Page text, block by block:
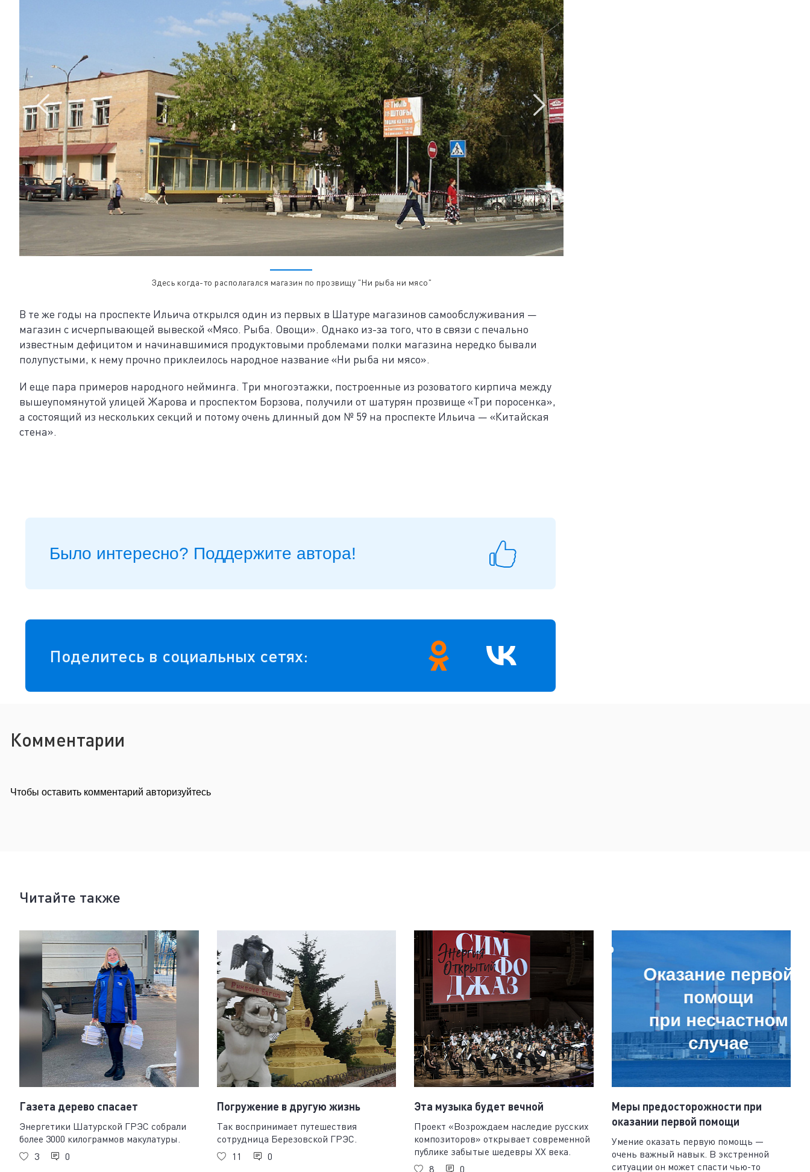
Здесь когда-то располагался магазин по прозвищу "Ни рыба ни мясо"
В те же годы на проспекте Ильича открылся один из первых в Шатуре магазинов самообслуживания —
магазин с исчерпывающей вывеской «Мясо. Рыба. Овощи». Однако из-за того, что в связи с печально
известным дефицитом и начинавшимися продуктовыми проблемами полки магазина нередко бывали
полупустыми, к нему прочно приклеилось народное название «Ни рыба ни мясо».
И еще пара примеров народного нейминга. Три многоэтажки, построенные из розоватого кирпича между
вышеупомянутой улицей Жарова и проспектом Борзова, получили от шатурян прозвище «Три поросенка»,
а состоящий из нескольких секций и потому очень длинный дом № 59 на проспекте Ильича — «Китайская
стена».
Было интересно? Поддержите автора!
Поделитесь в социальных сетях:
Комментарии
Чтобы оставить комментарий авторизуйтесь
Читайте также
Газета дерево спасает
Энергетики Шатурской ГРЭС собрали
более 3000 килограммов макулатуры.
3
0
Погружение в другую жизнь
Так воспринимает путешествия
сотрудница Березовской ГРЭС.
11
0
Эта музыка будет вечной
Проект «Возрождаем наследие русских
композиторов» открывает современной
публике забытые шедевры XX века.
8
0
Меры предосторожности при
оказании первой помощи
Умение оказать первую помощь —
очень важный навык. В экстренной
ситуации он может спасти чью-то